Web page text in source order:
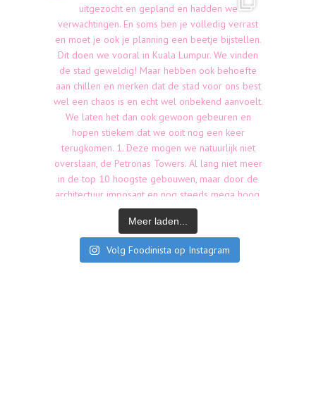
Meer laden...
Volg Foodinista op Instagram